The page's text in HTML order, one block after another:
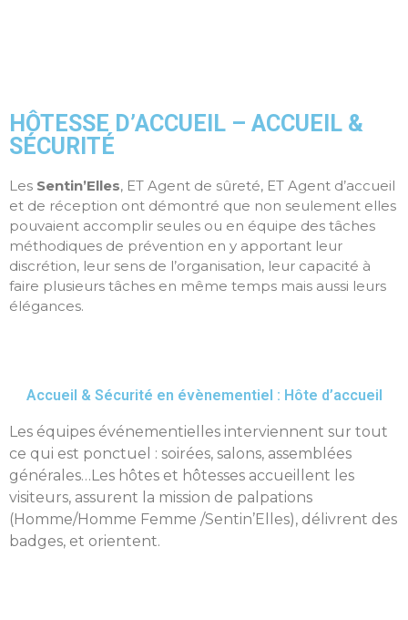
HÔTESSE D’ACCUEIL – ACCUEIL &
SÉCURITÉ
Les Sentin’Elles, ET Agent de sûreté, ET Agent d’accueil
et de réception ont démontré que non seulement elles
pouvaient accomplir seules ou en équipe des tâches
méthodiques de prévention en y apportant leur
discrétion, leur sens de l’organisation, leur capacité à
faire plusieurs tâches en même temps mais aussi leurs
élégances.
Accueil & Sécurité en évènementiel : Hôte d’accueil
Les équipes événementielles interviennent sur tout
ce qui est ponctuel : soirées, salons, assemblées
générales…Les hôtes et hôtesses accueillent les
visiteurs, assurent la mission de palpations
(Homme/Homme Femme /Sentin’Elles), délivrent des
badges, et orientent.